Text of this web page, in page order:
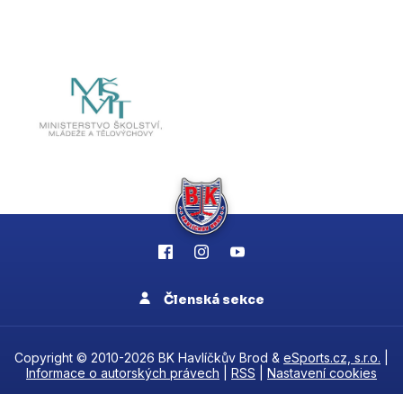
Členská sekce
Copyright © 2010-2026 BK Havlíčkův Brod & eSports.cz, s.r.o.
Informace o autorských právech
RSS Nastavení cookies